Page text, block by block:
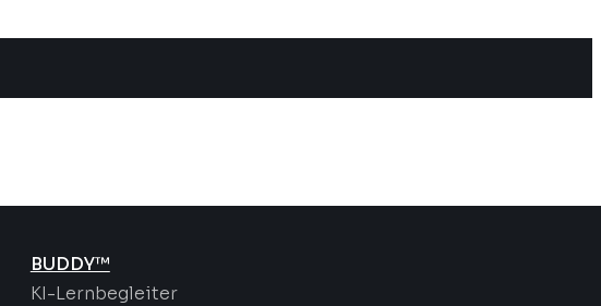
BUDDY™
KI-Lernbegleiter